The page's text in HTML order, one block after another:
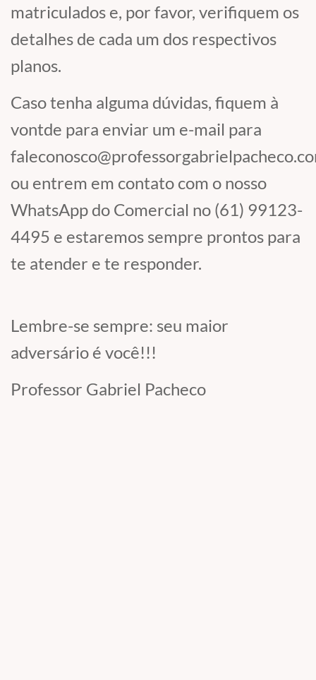
matriculados e, por favor, verifiquem os
detalhes de cada um dos respectivos
planos.
Caso tenha alguma dúvidas, fiquem à
vontde para enviar um e-mail para
ou entrem em contato com o nosso
WhatsApp do Comercial no (61) 99123-
4495 e estaremos sempre prontos para
te atender e te responder.
Lembre-se sempre: seu maior
adversário é você!!!
Professor Gabriel Pacheco